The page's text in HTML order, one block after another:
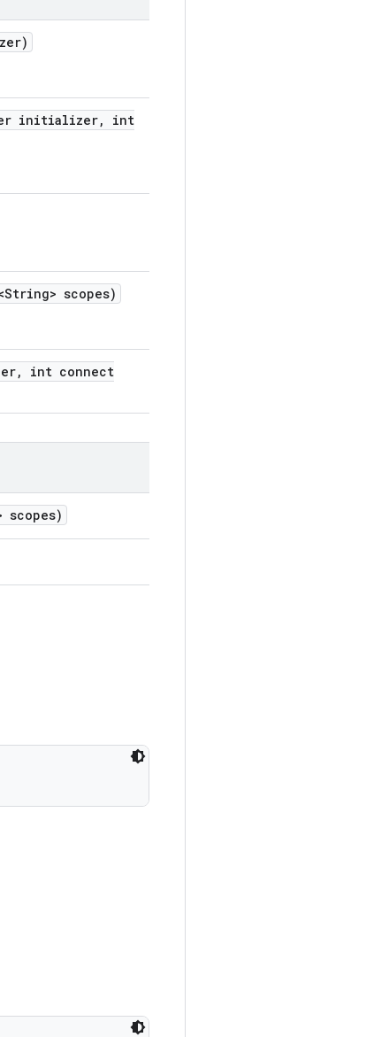
initializer,
int
scopes)
,
int connect
scopes)